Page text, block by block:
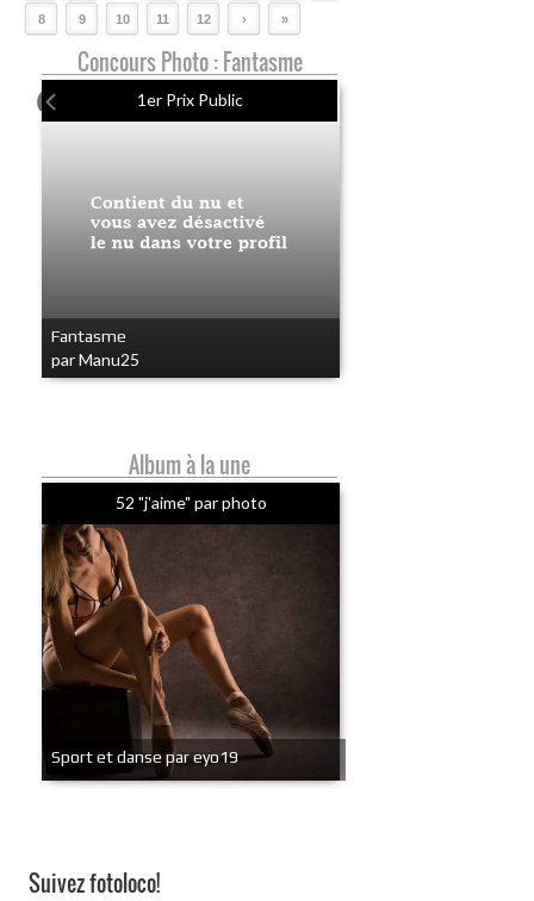
8 9 10 11 12 › »
Concours Photo : Fantasme
1er Prix Public
Fantasme
par Manu25
Album à la une
52 "j'aime" par photo
Sport et danse par eyo19
Suivez fotoloco!